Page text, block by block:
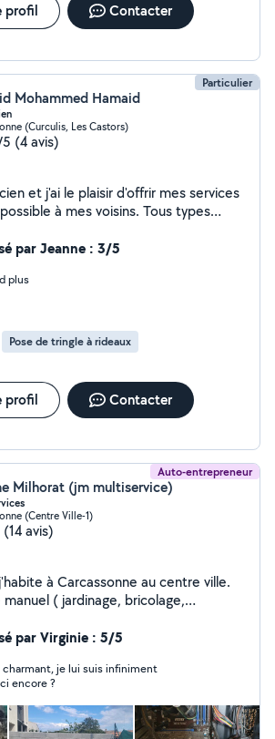
profil Contacter
Particulier
Mohammed Hamaid
(Curculis, Les Castors)
(4 avis)
et j'ai le plaisir d'offrir mes services
voisins. Tous types
connexion fibre optique
par Jeanne : 3/5
plus
Pose de tringle à rideaux
profil Contacter
Auto-entrepreneur
Milhorat (jm multiservice)
(Centre Ville-1)
(14 avis)
à Carcassonne au centre ville.
( jardinage, bricolage,
connaissances en réparations
de connaitre vos besoins, je
convenir d'un rendez-vous.
par Virginie : 5/5
je lui suis infiniment
encore ?